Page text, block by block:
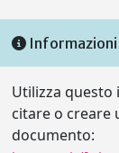
Informazioni
Utilizza
citare o creare
documento: